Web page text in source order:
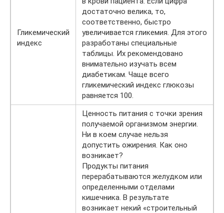
Гликемический
индекс
достаточно велика, то,
соответственно, быстро
увеличивается гликемия. Для этого
разработаны специальные
таблицы. Их рекомендовано
внимательно изучать всем
диабетикам. Чаще всего
гликемический индекс глюкозы
равняется 100.
Ценность питания с точки зрения
получаемой организмом энергии.
Ни в коем случае нельзя
допустить ожирения. Как оно
возникает?
Продукты питания
перерабатываются желудком или
определенными отделами
кишечника. В результате
возникает некий «строительный